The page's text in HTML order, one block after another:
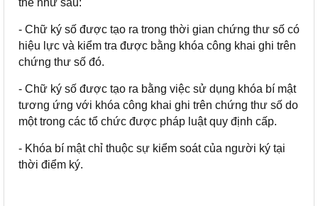
- Chữ ký số được tạo ra trong thời gian chứng thư số có
hiệu lực và kiểm tra được bằng khóa công khai ghi trên
chứng thư số đó.
- Chữ ký số được tạo ra bằng việc sử dụng khóa bí mật
tương ứng với khóa công khai ghi trên chứng thư số do
một trong các tổ chức được pháp luật quy định cấp.
- Khóa bí mật chỉ thuộc sự kiểm soát của người ký tại
thời điểm ký.